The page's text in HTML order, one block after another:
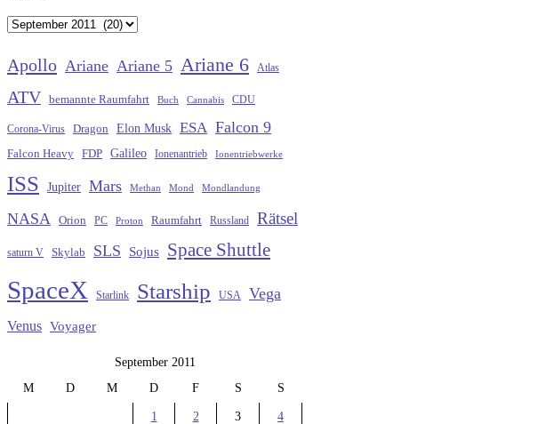
Archiv
Apollo Ariane Ariane 5 Ariane 6 Atlas
ATV bemannte Raumfahrt Buch Cannabis CDU
Corona-Virus Dragon Elon Musk ESA Falcon 9
Falcon Heavy FDP Galileo Ionenantrieb Ionentriebwerke
ISS Jupiter Mars Methan Mond Mondlandung
NASA Orion PC Proton Raumfahrt Russland Rätsel
saturn V Skylab SLS Sojus Space Shuttle
SpaceX Starlink Starship USA Vega
Venus Voyager
September 2011
M
D M D F S S
1 2 3 4